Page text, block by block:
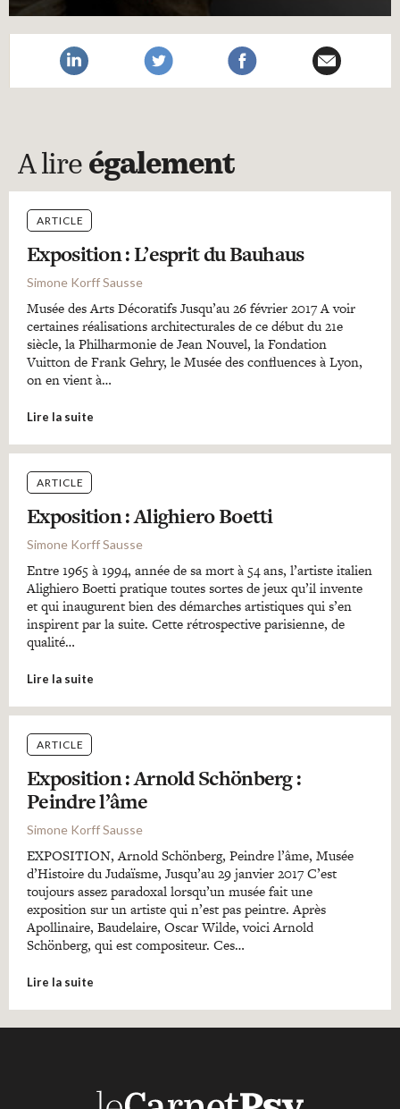
A lire également
ARTICLE
Exposition : L’esprit du Bauhaus
Simone Korff Sausse
Musée des Arts Décoratifs Jusqu’au 26 février 2017 A voir
certaines réalisations architecturales de ce début du 21e
siècle, la Philharmonie de Jean Nouvel, la Fondation
Vuitton de Frank Gehry, le Musée des confluences à Lyon,
on en vient à…
Lire la suite
ARTICLE
Exposition : Alighiero Boetti
Simone Korff Sausse
Entre 1965 à 1994, année de sa mort à 54 ans, l’artiste italien
Alighiero Boetti pratique toutes sortes de jeux qu’il invente
et qui inaugurent bien des démarches artistiques qui s’en
inspirent par la suite. Cette rétrospective parisienne, de
qualité…
Lire la suite
ARTICLE
Exposition : Arnold Schönberg :
Peindre l’âme
Simone Korff Sausse
EXPOSITION, Arnold Schönberg, Peindre l’âme, Musée
d’Histoire du Judaïsme, Jusqu’au 29 janvier 2017 C’est
toujours assez paradoxal lorsqu’un musée fait une
exposition sur un artiste qui n’est pas peintre. Après
Apollinaire, Baudelaire, Oscar Wilde, voici Arnold
Schönberg, qui est compositeur. Ces…
Lire la suite